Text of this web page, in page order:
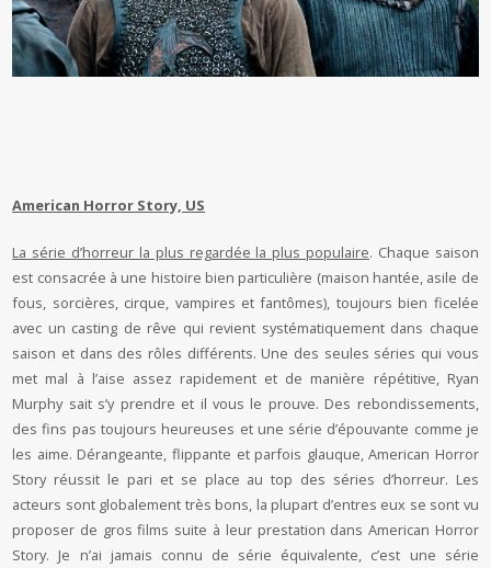
American Horror Story, US
La série d’horreur la plus regardée la plus populaire. Chaque saison
est consacrée à une histoire bien particulière (maison hantée, asile de
fous, sorcières, cirque, vampires et fantômes), toujours bien ficelée
avec un casting de rêve qui revient systématiquement dans chaque
saison et dans des rôles différents. Une des seules séries qui vous
met mal à l’aise assez rapidement et de manière répétitive, Ryan
Murphy sait s’y prendre et il vous le prouve. Des rebondissements,
des fins pas toujours heureuses et une série d’épouvante comme je
les aime. Dérangeante, flippante et parfois glauque, American Horror
Story réussit le pari et se place au top des séries d’horreur. Les
acteurs sont globalement très bons, la plupart d’entres eux se sont vu
proposer de gros films suite à leur prestation dans American Horror
Story. Je n’ai jamais connu de série équivalente, c’est une série